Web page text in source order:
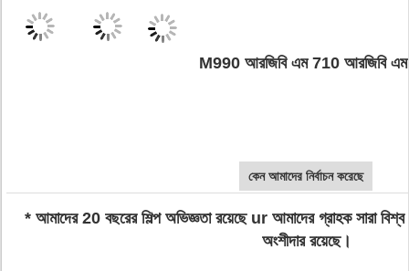
M990 আরজিবি এম 710 আরজিবি
কেন আমাদের নির্বাচন করেছে
* আমাদের 20 বছরের শিল্প অভিজ্ঞতা রয়েছে ur আমাদের গ্রাহক সারা
অংশীদার রয়েছে।